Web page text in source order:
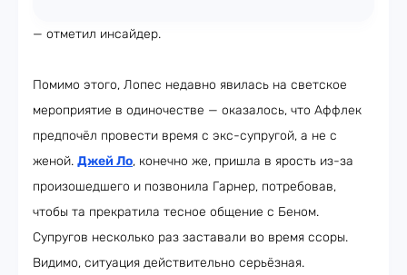
— отметил инсайдер.
Помимо этого, Лопес недавно явилась на светское
мероприятие в одиночестве — оказалось, что Аффлек
предпочёл провести время с экс-супругой, а не с
женой. Джей Ло, конечно же, пришла в ярость из-за
произошедшего и позвонила Гарнер, потребовав,
чтобы та прекратила тесное общение с Беном.
Супругов несколько раз заставали во время ссоры.
Видимо, ситуация действительно серьёзная.